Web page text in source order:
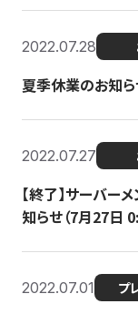
2022.07.28
夏季休業のお知
2022.07.27
【終了】サーバー
知らせ（7月27日
2022.07.01 プ